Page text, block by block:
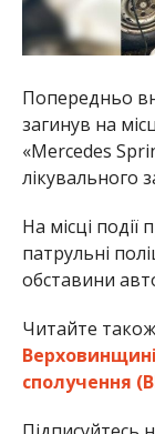
Попередньо
загинув на
«Mercedes
лікувального
На місці
патрульні
обставини
Читайте
сполучення